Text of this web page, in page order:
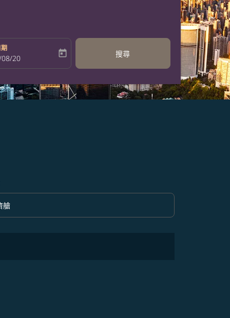
return-date-aria-label
20 today 搜尋
option 經濟艙 Selected
艙